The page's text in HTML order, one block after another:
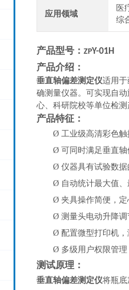
应用领域
医
综
产品型号： ZPY-01H
产品介绍：
垂直轴偏差测定仪适用
确测量仪器。可实现自
心、科研院校等单位检测
产品特征：
Ø 工业级高清彩色
Ø 可同时满足垂直
Ø 仪器具有试验数据
Ø 自动统计最大值
Ø 夹具操作简便，定
Ø 测量头电动升降调
Ø 配置微型打印机，
Ø 多级用户权限管理
测试原理：
垂直轴偏差测定仪将瓶底